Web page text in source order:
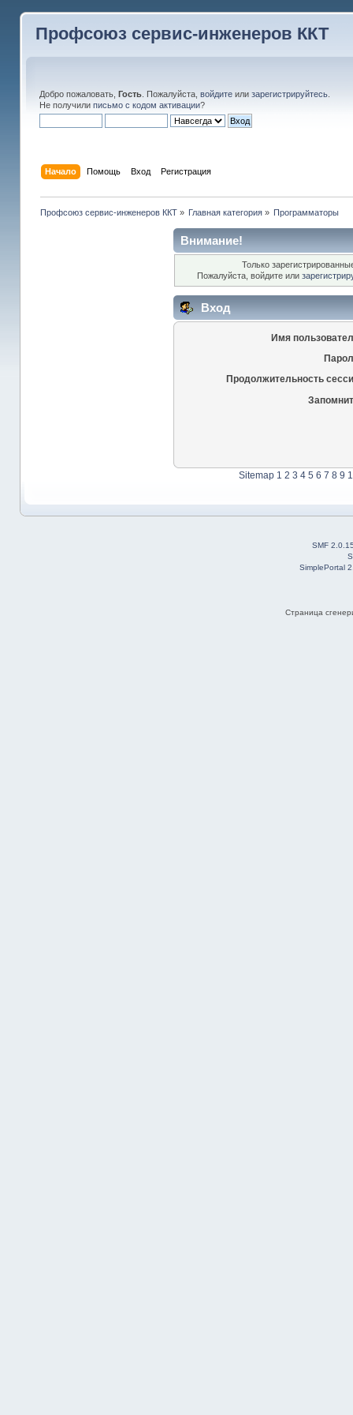
Профсоюз сервис-инженеров ККТ
Добро пожаловать, Гость. Пожалуйста, войдитеили зарегистрируйтесь.
Не получили письмо с кодом активации?
Начало Помощь Вход Регистрация
Профсоюз сервис-инженеров ККТ» Главная категория » Программаторы
Внимание!
Только
Пожалуйста, войдите или
Вход
Имя
Продолжительность
Sitemap 1 2 3 4 5 6 7 8 9
SMF
SimplePortal
Страница